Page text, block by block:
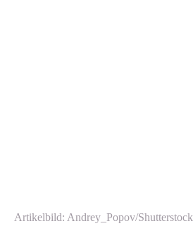
Artikelbild: Andrey_Popov/Shutterstock